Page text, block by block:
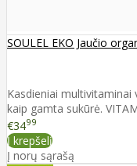
SOULEL EKO Jaučio
Kasdieniai multivitaminai
kaip gamta sukūrė.
€3499
Į krepšelį
Į norų sąrašą